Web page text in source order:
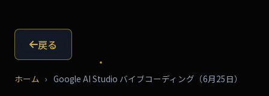
戻る
ホーム › Google AI Studio バイブコーディング（6月25日）